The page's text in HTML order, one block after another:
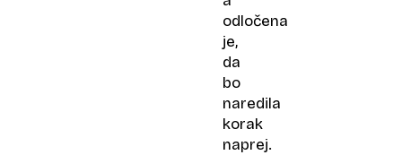
odločena
je,
da
bo
naredila
korak
naprej.